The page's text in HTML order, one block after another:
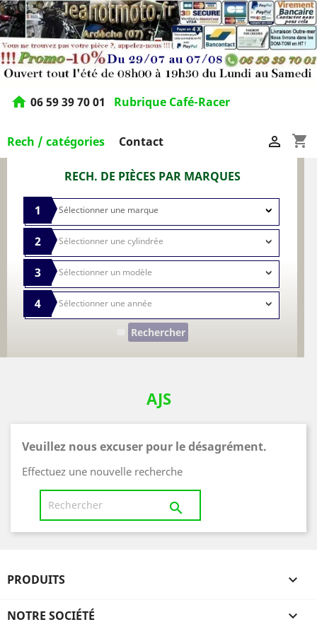
home 06 59 39 70 01 Rubrique Café-Racer
Rech / catégories Contact shopping_cart

RECH. DE PIÈCES PAR MARQUES
1
2
3
4
Rechercher
AJS
Veuillez nous excuser pour le désagrément.
Effectuez une nouvelle recherche

PRODUITS 
NOTRE SOCIÉTÉ 